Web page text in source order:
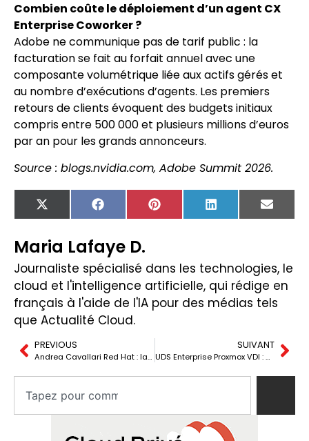
Combien coûte le déploiement d’un agent CX
Enterprise Coworker ?
Adobe ne communique pas de tarif public : la
facturation se fait au forfait annuel avec une
composante volumétrique liée aux actifs gérés et
au nombre d’exécutions d’agents. Les premiers
retours de clients évoquent des budgets initiaux
compris entre 500 000 et plusieurs millions d’euros
par an pour les grands annonceurs.
Source : blogs.nvidia.com, Adobe Summit 2026.
X
(Twitter)
FacebookPinterest LinkedIn Email
Maria Lafaye D.
Journaliste spécialisé dans les technologies, le
cloud et l'intelligence artificielle, qui rédige en
français à l'aide de l'IA pour des médias tels
que Actualité Cloud.
PREVIOUS
Andrea Cavallari Red Hat : la nouvelle CTO pour l’Amérique latine face au défi de l’IA
SUIVANT
UDS Enterprise Proxmox VDI : Virtual Cable muscle son alternative a VMware Horizon